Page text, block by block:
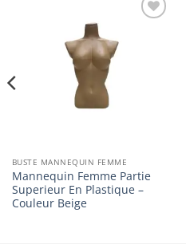
BUSTE MANNEQUIN FEMME
Mannequin Femme Partie
Superieur En Plastique –
Couleur Beige